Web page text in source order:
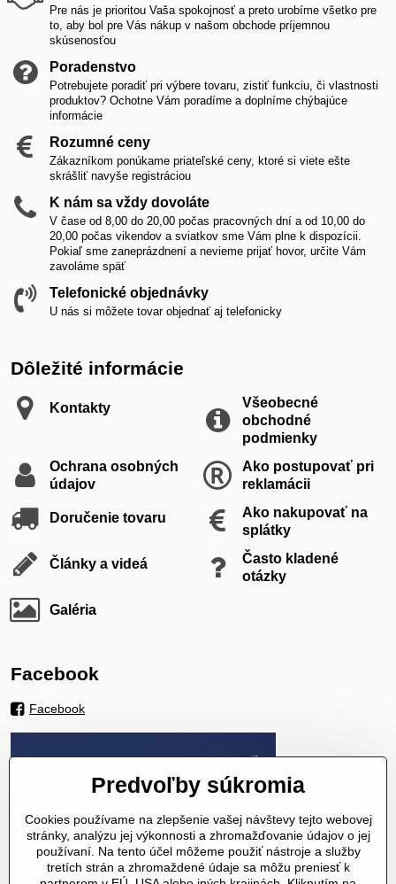
Pre nás je prioritou Vaša spokojnosť a preto urobíme všetko pre
to, aby bol pre Vás nákup v našom obchode príjemnou
skúsenosťou
Poradenstvo
Potrebujete poradiť pri výbere tovaru, zistiť funkciu, či vlastnosti
produktov? Ochotne Vám poradíme a doplníme chýbajúce
informácie
Rozumné ceny
Zákazníkom ponúkame priateľské ceny, ktoré si viete ešte
skrášliť navyše registráciou
K nám sa vždy dovoláte
V čase od 8,00 do 20,00 počas pracovných dní a od 10,00 do
20,00 počas vikendov a sviatkov sme Vám plne k dispozícii.
Pokiaľ sme zaneprázdnení a nevieme prijať hovor, určite Vám
zavoláme späť
Telefonické objednávky
U nás si môžete tovar objednať aj telefonicky
Dôležité informácie
Kontakty
Všeobecné
obchodné
podmienky
Ochrana osobných
údajov
Ako postupovať pri
reklamácii
Doručenie tovaru
Ako nakupovať na
splátky
Články a videá
Často kladené
otázky
Galéria
Facebook
Facebook
Predvoľby súkromia
Cookies používame na zlepšenie vašej návštevy tejto webovej
stránky, analýzu jej výkonnosti a zhromažďovanie údajov o jej
používaní. Na tento účel môžeme použiť nástroje a služby
tretích strán a zhromaždené údaje sa môžu preniesť k